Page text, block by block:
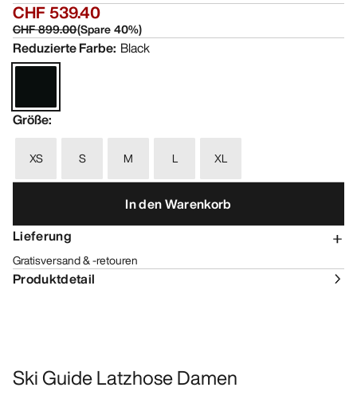
CHF 539.40
CHF 899.00(Spare40%)
Reduzierte Farbe: Black
Größe:
XS S M L XL
In den Warenkorb
Lieferung
Gratisversand & -retouren
Produktdetail
Ski Guide Latzhose Damen